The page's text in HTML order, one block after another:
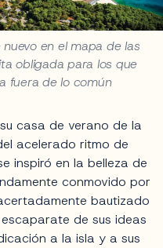
en el mapa de las
obligada para los que
fuera de lo común
casa de verano de la
acelerado ritmo de
inspiró en la belleza de
conmovido por
bautizado
de sus ideas
a la isla y a sus